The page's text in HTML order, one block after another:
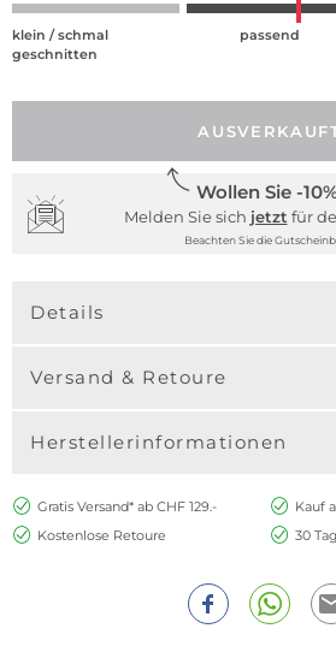
klein / schmal
geschnitten
passend
Wollen Sie -
Melden Sie sich jetzt für
Beachten Sie die
Details
Versand & Retoure
Herstellerinformationen
Gratis Versand* ab CHF 129.-
Kauf
Kostenlose Retoure
30